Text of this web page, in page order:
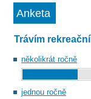
Anketa
Trávím
několikrát ročně
jednou ročně